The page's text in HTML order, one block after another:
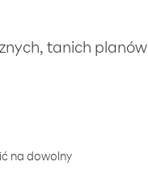
tanich planów
na dowolny